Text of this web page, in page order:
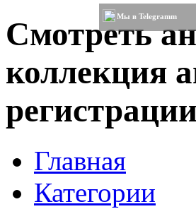
Смотреть
коллекция
Мы в Telegramm
Главная
Категории